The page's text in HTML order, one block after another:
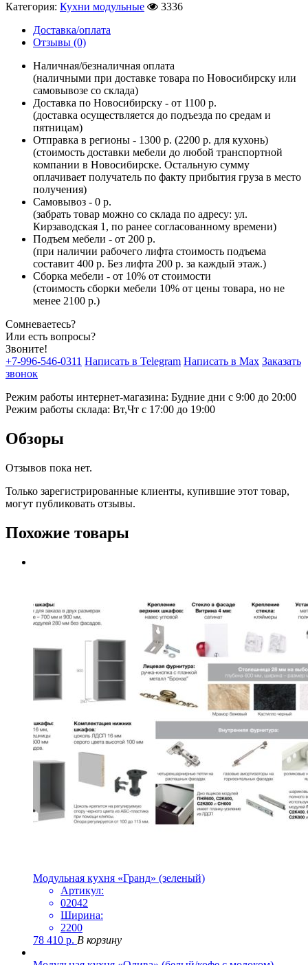
Категория: Кухни модульные
3336
Доставка/оплата
Отзывы (0)
Наличная/безналичная оплата
(наличными при доставке товара по Новосибирску или
самовывозе со склада)
Доставка по Новосибирску - от 1100 р.
(доставка осуществляется до подъезда по средам и
пятницам)
Отправка в регионы - 1300 р. (2200 р. для кухонь)
(стоимость доставки мебели до любой транспортной
компании в Новосибирске. Остальную сумму
оплачивает получатель по факту прибытия груза в место
получения)
Самовывоз - 0 р.
(забрать товар можно со склада по адресу: ул.
Кирзаводская 1, по ранее согласованному времени)
Подъем мебели - от 200 р.
(при наличии рабочего лифта стоимость подъема
составит 400 р. Без лифта 200 р. за каждый этаж.)
Сборка мебели - от 10% от стоимости
(стоимость сборки мебели 10% от цены товара, но не
менее 2100 р.)
Сомневаетесь?
Или есть вопросы?
Звоните!
+7-996-546-0311 Написать в Telegram Написать в Max Заказать
звонок
Режим работы интернет-магазина: Будние дни с 9:00 до 20:00
Режим работы склада: Вт,Чт с 17:00 до 19:00
Обзоры
Отзывов пока нет.
Только зарегистрированные клиенты, купившие этот товар,
могут публиковать отзывы.
Похожие товары
Модульная кухня «Гранд» (зеленый)
Артикул:
02042
Ширина:
2200
78 410 р. В корзину